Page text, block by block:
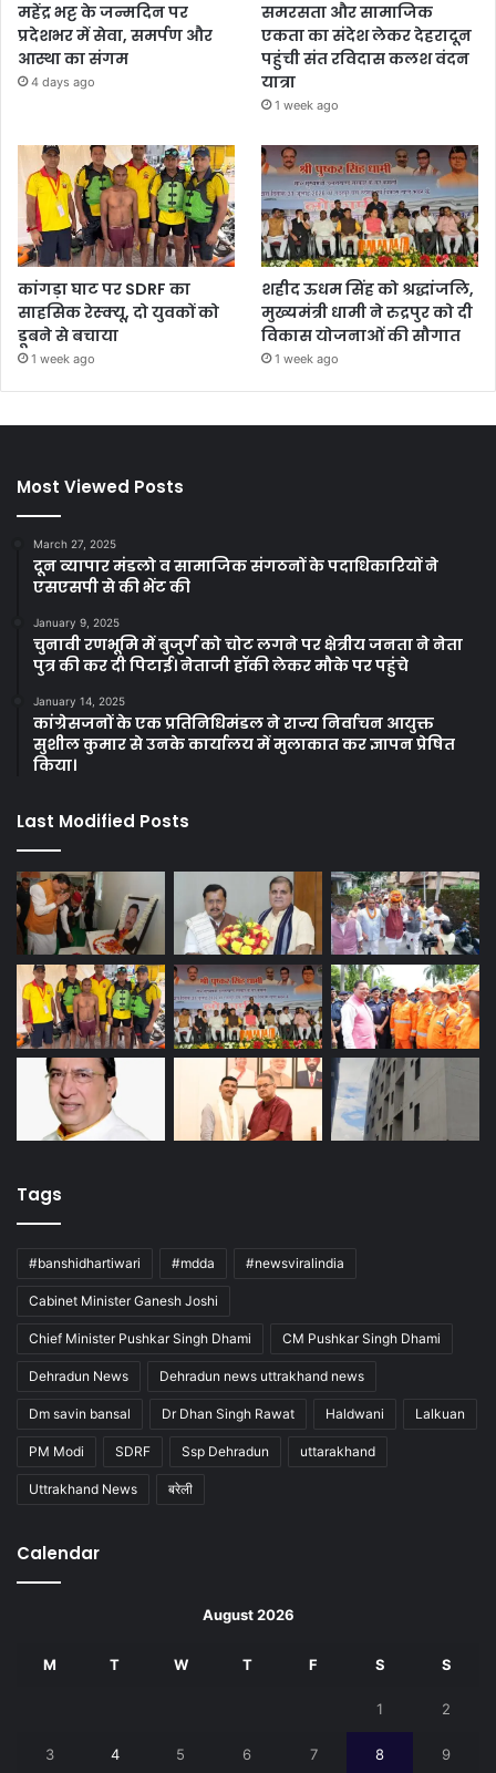
महेंद्र भट्ट के जन्मदिन पर
प्रदेशभर में सेवा, समर्पण और
आस्था का संगम
4 days ago
समरसता और सामाजिक
एकता का संदेश लेकर देहरादून
पहुंची संत रविदास कलश वंदन
यात्रा
1 week ago
कांगड़ा घाट पर SDRF का
साहसिक रेस्क्यू, दो युवकों को
डूबने से बचाया
1 week ago
शहीद ऊधम सिंह को श्रद्धांजलि,
मुख्यमंत्री धामी ने रुद्रपुर को दी
विकास योजनाओं की सौगात
1 week ago
Most Viewed Posts
March 27, 2025
दून व्यापार मंडलो व सामाजिक संगठनों के पदाधिकारियों ने
एसएसपी से की भेंट की
January 9, 2025
चुनावी रणभूमि में बुजुर्ग को चोट लगने पर क्षेत्रीय जनता ने नेता
पुत्र की कर दी पिटाई। नेताजी हॉकी लेकर मौके पर पहुंचे
January 14, 2025
कांग्रेसजनों के एक प्रतिनिधिमंडल ने राज्य निर्वाचन आयुक्त
सुशील कुमार से उनके कार्यालय में मुलाकात कर ज्ञापन प्रेषित
किया।
Last Modified Posts
Tags
#banshidhartiwari #mdda #newsviralindia
Cabinet Minister Ganesh Joshi
Chief Minister Pushkar Singh Dhami CM Pushkar Singh Dhami
Dehradun News Dehradun news uttrakhand news
Dm savin bansal Dr Dhan Singh Rawat Haldwani Lalkuan
PM Modi SDRF Ssp Dehradun uttarakhand
Uttrakhand News बरेली
Calendar
August 2026
M T W T F S S
1 2
3 4 5 6 7 8 9